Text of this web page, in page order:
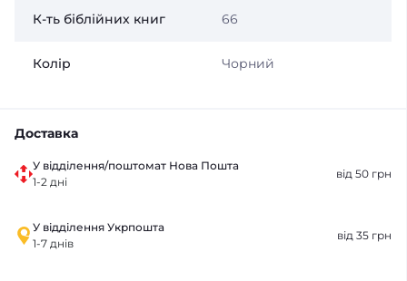
К-ть біблійних книг 66
Колір Чорний
Доставка
У відділення/поштомат Нова Пошта
1-2 дні
від 50 грн
У відділення Укрпошта
1-7 днів
від 35 грн